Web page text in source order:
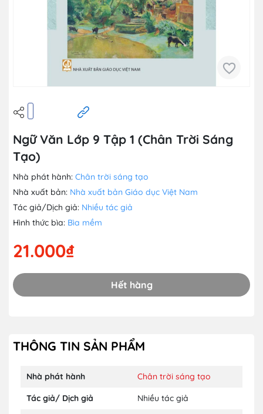
Ngữ Văn Lớp 9 Tập 1 (Chân Trời Sáng
Tạo)
Nhà phát hành: Chân trời sáng tạo
Nhà xuất bản: Nhà xuất bản Giáo dục Việt Nam
Tác giả/Dịch giả: Nhiều tác giả
Hình thức bìa: Bìa mềm
21.000₫
Hết hàng
THÔNG TIN SẢN PHẨM
Nhà phát hành Chân trời sáng tạo
Tác giả/ Dịch giả Nhiều tác giả